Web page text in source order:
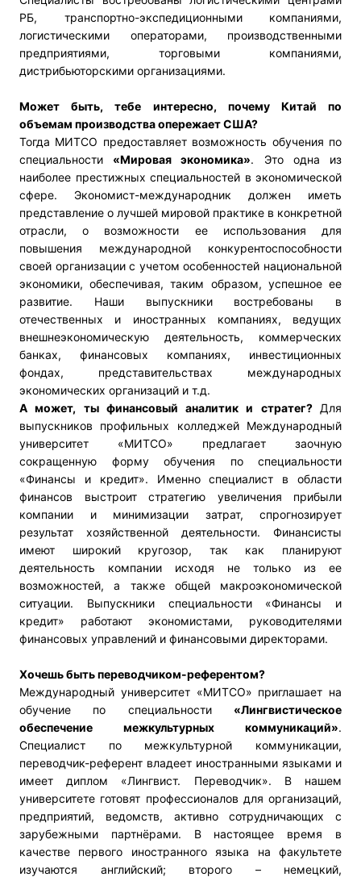
РБ, транспортно-экспедиционными компаниями,
логистическими операторами, производственными
предприятиями, торговыми компаниями,
дистрибьюторскими организациями.
Может быть, тебе интересно, почему Китай по
объемам производства опережает США?
Тогда МИТСО предоставляет возможность обучения по
специальности «Мировая экономика». Это одна из
наиболее престижных специальностей в экономической
сфере. Экономист-международник должен иметь
представление о лучшей мировой практике в конкретной
отрасли, о возможности ее использования для
повышения международной конкурентоспособности
своей организации с учетом особенностей национальной
экономики, обеспечивая, таким образом, успешное ее
развитие. Наши выпускники востребованы в
отечественных и иностранных компаниях, ведущих
внешнеэкономическую деятельность, коммерческих
банках, финансовых компаниях, инвестиционных
фондах, представительствах международных
экономических организаций и т.д.
А может, ты финансовый аналитик и стратег? Для
выпускников профильных колледжей Международный
университет «МИТСО» предлагает заочную
сокращенную форму обучения по специальности
«Финансы и кредит». Именно специалист в области
финансов выстроит стратегию увеличения прибыли
компании и минимизации затрат, спрогнозирует
результат хозяйственной деятельности. Финансисты
имеют широкий кругозор, так как планируют
деятельность компании исходя не только из ее
возможностей, а также общей макроэкономической
ситуации. Выпускники специальности «Финансы и
кредит» работают экономистами, руководителями
финансовых управлений и финансовыми директорами.
Хочешь быть переводчиком-референтом?
Международный университет «МИТСО» приглашает на
обучение по специальности «Лингвистическое
обеспечение межкультурных коммуникаций».
Специалист по межкультурной коммуникации,
переводчик-референт владеет иностранными языками и
имеет диплом «Лингвист. Переводчик». В нашем
университете готовят профессионалов для организаций,
предприятий, ведомств, активно сотрудничающих с
зарубежными партнёрами. В настоящее время в
качестве первого иностранного языка на факультете
изучаются английский; второго – немецкий,